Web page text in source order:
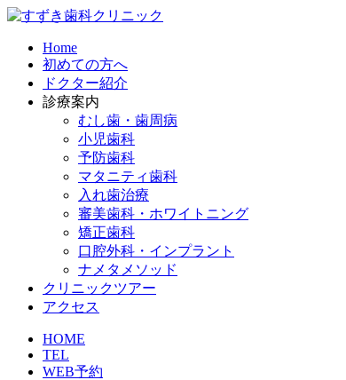
Home
初めての方へ
ドクター紹介
診療案内
むし歯・歯周病
小児歯科
予防歯科
マタニティ歯科​
入れ歯治療​
審美歯科・ホワイトニング​
矯正歯科​
口腔外科・インプラント​
ナメタメソッド
クリニックツアー
アクセス
HOME
TEL
WEB予約